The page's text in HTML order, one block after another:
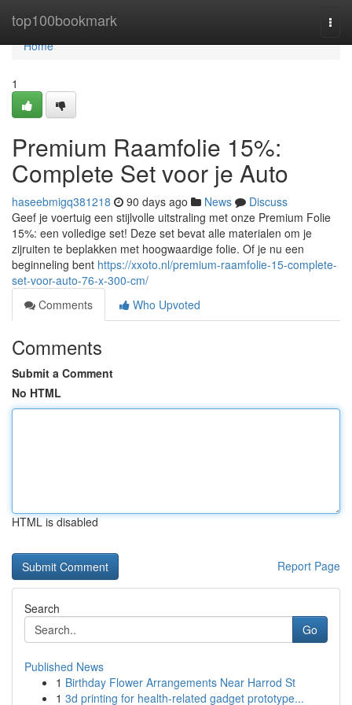
top100bookmark
Home
Home
1
Premium Raamfolie 15%:
Complete Set voor je Auto
haseebmigq381218 90 days ago News
Discuss
Geef je voertuig een stijlvolle uitstraling met onze Premium Folie
15%: een volledige set! Deze set bevat alle materialen om je
zijruiten te beplakken met hoogwaardige folie. Of je nu een
beginneling bent https://xxoto.nl/premium-raamfolie-15-complete-
set-voor-auto-76-x-300-cm/
Comments
Who Upvoted
Comments
Submit a Comment
No HTML
HTML is disabled
Report Page
Search
Go
Published News
1 Birthday Flower Arrangements Near Harrod St
1 3d printing for health-related gadget prototype...